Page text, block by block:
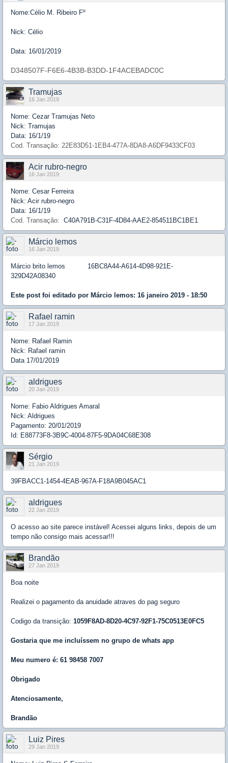
Nome:Célio M. Ribeiro Fº
Nick: Célio
Data: 16/01/2019
D348507F-F6E6-4B3B-B3DD-1F4ACEBADC0C
Tramujas
16 Jan 2019
Nome: Cezar Tramujas Neto
Nick: Tramujas
Data: 16/1/19
Cod. Transação: 22E83D51-1EB4-477A-8DA8-A6DF9433CF03
Acir rubro-negro
16 Jan 2019
Nome: Cesar Ferreira
Nick: Acir rubro-negro
Data: 16/1/19
Cod. Transação: C40A791B-C31F-4D84-AAE2-854511BC1BE1
Márcio lemos
16 Jan 2019
Márcio brito lemos 16BC8A44-A614-4D98-921E-
329D42A08340
Este post foi editado por Márcio lemos: 16 janeiro 2019 - 18:50
Rafael ramin
17 Jan 2019
Nome: Rafael Ramin
Nick: Rafael ramin
Data 17/01/2019
aldrigues
20 Jan 2019
Nome: Fabio Aldrigues Amaral
Nick: Aldrigues
Pagamento: 20/01/2019
Id: E88773F8-3B9C-4004-87F5-9DA04C68E308
Sérgio
21 Jan 2019
39FBACC1-1454-4EAB-967A-F18A9B045AC1
aldrigues
22 Jan 2019
O acesso ao site parece instável! Acessei alguns links, depois de um
tempo não consigo mais acessar!!!
Brandão
27 Jan 2019
Boa noite
Realizei o pagamento da anuidade atraves do pag seguro
Codigo da transição: 1059F8AD-8D20-4C97-92F1-75C0513E0FC5
Gostaria que me incluíssem no grupo de whats app
Meu numero é: 61 98458 7007
Obrigado
Atenciosamente,
Brandão
Luiz Pires
29 Jan 2019